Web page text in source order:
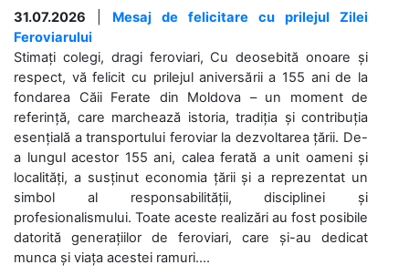
31.07.2026
Mesaj de felicitare cu prilejul Zilei
Feroviarului
Stimați colegi, dragi feroviari, Cu deosebită onoare și
respect, vă felicit cu prilejul aniversării a 155 ani de la
fondarea Căii Ferate din Moldova – un moment de
referință, care marchează istoria, tradiția și contribuția
esențială a transportului feroviar la dezvoltarea țării. De-
a lungul acestor 155 ani, calea ferată a unit oameni și
localități, a susținut economia țării și a reprezentat un
simbol al responsabilității, disciplinei și
profesionalismului. Toate aceste realizări au fost posibile
datorită generațiilor de feroviari, care și-au dedicat
munca și viața acestei ramuri....